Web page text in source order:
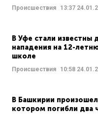
Происшествия 13:37
В Уфе стали известны
нападения на 12-
школе
Происшествия 10:58
В Башкирии
котором погибли два